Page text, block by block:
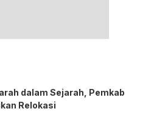
dalam Sejarah, Pemkab
Relokasi